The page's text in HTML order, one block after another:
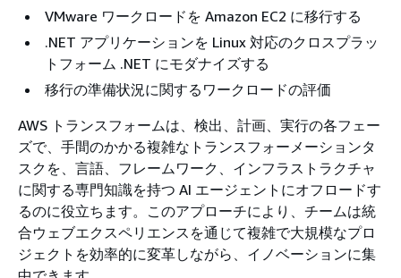
VMware ワークロードを Amazon EC2 に移行する
.NET アプリケーションを Linux 対応のクロスプラッ
トフォーム .NET にモダナイズする
移行の準備状況に関するワークロードの評価
AWS トランスフォームは、検出、計画、実行の各フェー
ズで、手間のかかる複雑なトランスフォーメーションタ
スクを、言語、フレームワーク、インフラストラクチャ
に関する専門知識を持つ AI エージェントにオフロードす
るのに役立ちます。このアプローチにより、チームは統
合ウェブエクスペリエンスを通じて複雑で大規模なプロ
ジェクトを効率的に変革しながら、イノベーションに集